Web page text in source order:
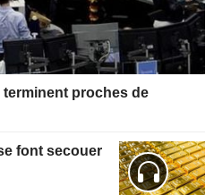
proches de
font secouer